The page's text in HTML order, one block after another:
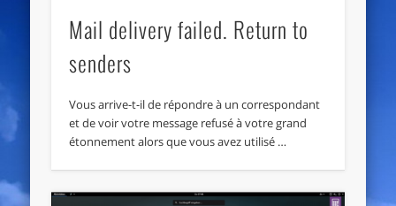
Mail delivery failed. Return to
senders
Vous arrive-t-il de répondre à un correspondant
et de voir votre message refusé à votre grand
étonnement alors que vous avez utilisé …